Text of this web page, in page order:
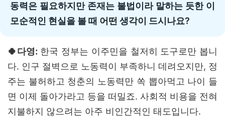
동력은 필요하지만 존재는 불법이라 말하는 듯한 이
모순적인 현실을 볼 때 어떤 생각이 드시나요?
🍀다영:한국 정부는 이주민을 철저히 도구로만 봅니
다. 인구 절벽으로 노동력이 부족하니 데려오지만, 정
주는 불허하고 청춘의 노동력만 쏙 뽑아먹고 나이 들
면 이제 돌아가라고 등을 떠밀죠. 사회적 비용을 전혀
지불하지 않으려는 아주 비인간적인 태도입니다.